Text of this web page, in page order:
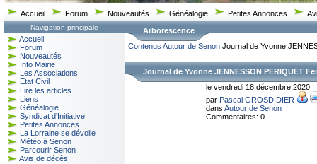
Accueil Forum Nouveautés Généalogie Petites Annonces
Navigation principale
Accueil
Forum
Nouveautés
Info Mairie
Les Associations
Etat Civil
Lire les articles
Liens
Généalogie
Syndicat d'Initiative
Petites Annonces
La Lorraine se dévoile
Météo à Senon
Parcourir Senon
Avis de décès
Arborescence
Contenus Autour de Senon Journal de Yvonne
Journal de Yvonne JENNESSON PERIQUET
le vendredi 18 décembre 2020
par Pascal GROSDIDIER
dans Autour de Senon
Commentaires: 0